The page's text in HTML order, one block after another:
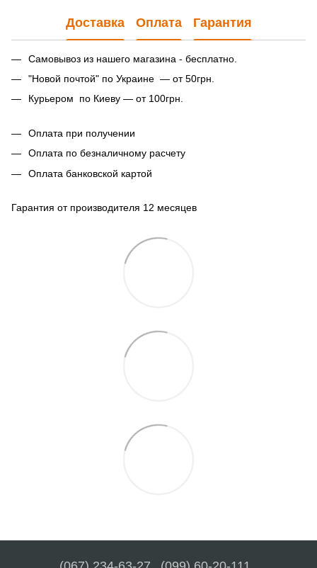
Доставка Оплата Гарантия
Самовывоз из нашего магазина - бесплатно.
"Новой почтой" по Украине — от 50грн.
Курьером по Киеву — от 100грн.
Оплата при получении
Оплата по безналичному расчету
Оплата банковской картой
Гарантия от производителя 12 месяцев